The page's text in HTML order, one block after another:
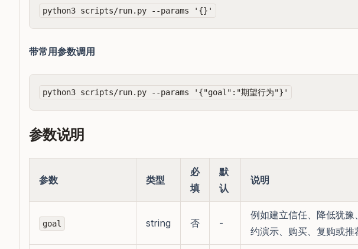
带常用参数调用
参数说明
参数 类型
必
填
默
认
说明
goal string 否 -
例如建立信任、降低犹豫
约演示、购买、复购或推